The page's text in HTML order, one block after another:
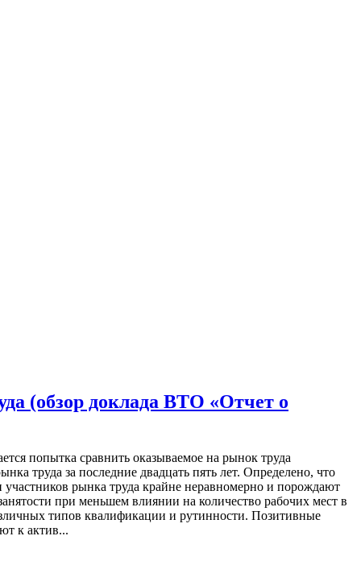
(обзор доклада ВТО «Отчет о
попытка сравнить оказываемое на рынок труда
труда за последние двадцать пять лет. Определено, что
рынка труда крайне неравномерно и порождают
при меньшем влиянии на количество рабочих мест в
типов квалификации и рутинности. Позитивные
к актив...